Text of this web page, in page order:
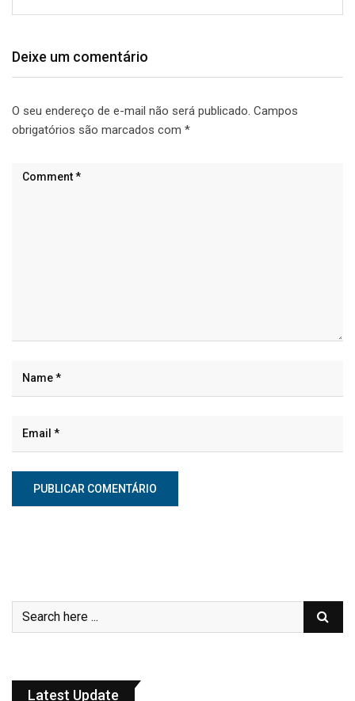
Deixe um comentário
O seu endereço de e-mail não será publicado. Campos
obrigatórios são marcados com *
Latest Update